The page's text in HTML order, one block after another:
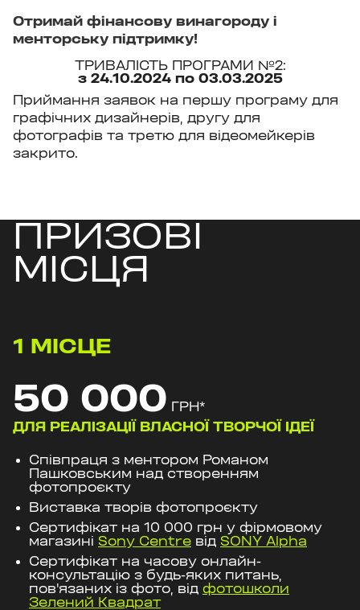
Отримай фінансову винагороду і
менторську підтримку!
ТРИВАЛІСТЬ ПРОГРАМИ №2:
з 24.10.2024 по 03.03.2025
Приймання заявок на першу програму для
графічних дизайнерів, другу для
фотографів та третю для відеомейкерів
закрито.
ПРИЗОВІ
МІСЦЯ
1 МІСЦЕ
50 000 ГРН*
ДЛЯ РЕАЛІЗАЦІЇ ВЛАСНОЇ ТВОРЧОЇ ІДЕЇ
Співпраця з ментором Романом
Пашковським над створенням
фотопроєкту
Виставка творів фотопроєкту
Сертифікат на 10 000 грн у фірмовому
магазині Sony Centre від SONY Alpha
Сертифікат на часову онлайн-
консультацію з будь-яких питань,
пов'язаних із фото, від фотошколи
Зелений Квадрат